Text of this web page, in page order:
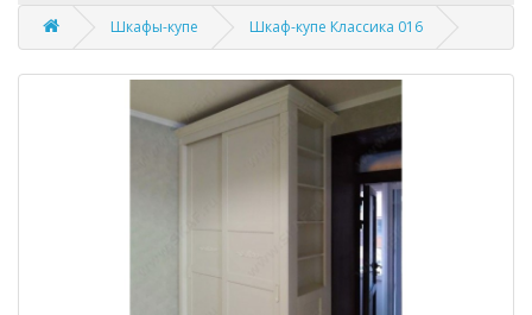
Шкафы-купе Шкаф-купе Классика 016